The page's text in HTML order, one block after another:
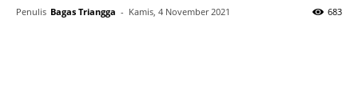
Penulis Bagas Triangga - Kamis, 4 November 2021 683